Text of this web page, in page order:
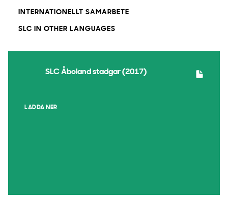
INTERNATIONELLT SAMARBETE
SLC IN OTHER LANGUAGES
SLC Åboland stadgar (2017)
LADDA NER